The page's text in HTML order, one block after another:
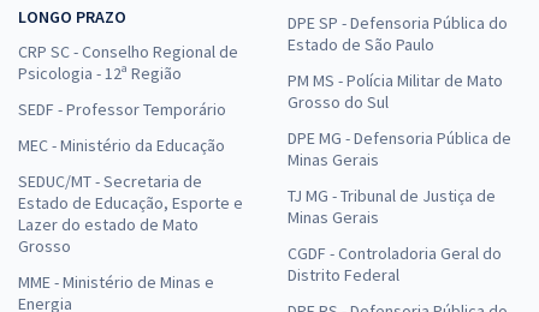
LONGO PRAZO
CRP SC - Conselho Regional de
Psicologia - 12ª Região
SEDF - Professor Temporário
MEC - Ministério da Educação
SEDUC/MT - Secretaria de
Estado de Educação, Esporte e
Lazer do estado de Mato
Grosso
MME - Ministério de Minas e
Energia
DPE SP - Defensoria Pública do
Estado de São Paulo
PM MS - Polícia Militar de Mato
Grosso do Sul
DPE MG - Defensoria Pública de
Minas Gerais
TJ MG - Tribunal de Justiça de
Minas Gerais
CGDF - Controladoria Geral do
Distrito Federal